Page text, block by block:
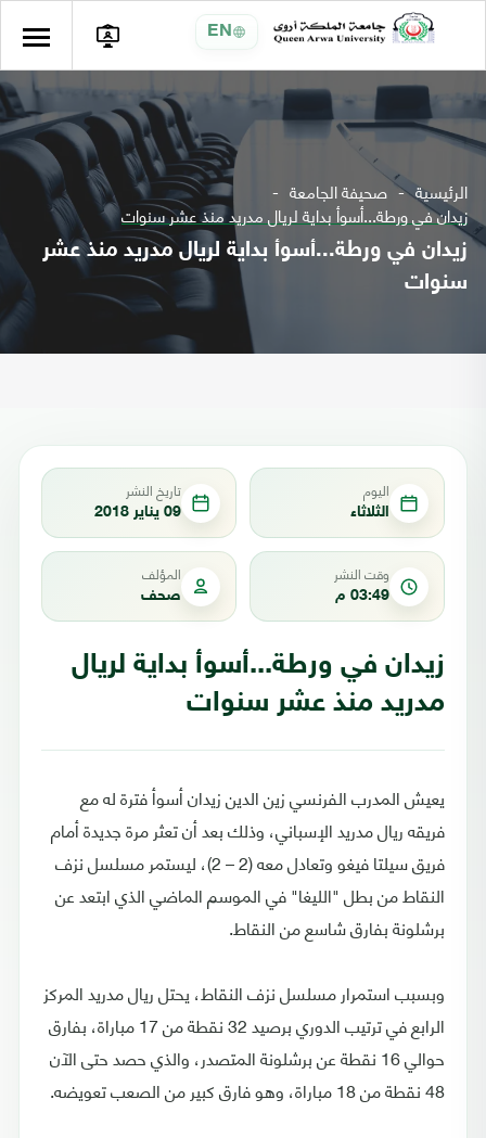
EN
الرئيسية صحيفة الجامعة
زيدان في ورطة...أسوأ بداية لريال مدريد منذ عشر سنوات
زيدان في ورطة...أسوأ بداية لريال مدريد منذ عشر
سنوات
اليوم
الثلاثاء
تاريخ النشر
09 يناير 2018
وقت النشر
03:49 م
المؤلف
صحف
زيدان في ورطة...أسوأ بداية لريال
مدريد منذ عشر سنوات
يعيش المدرب الفرنسي زين الدين زيدان أسوأ فترة له مع
فريقه ريال مدريد الإسباني، وذلك بعد أن تعثر مرة جديدة أمام
فريق سيلتا فيغو وتعادل معه (2 – 2)، ليستمر مسلسل نزف
النقاط من بطل "الليغا" في الموسم الماضي الذي ابتعد عن
برشلونة بفارق شاسع من النقاط.
وبسبب استمرار مسلسل نزف النقاط، يحتل ريال مدريد المركز
الرابع في ترتيب الدوري برصيد 32 نقطة من 17 مباراة، بفارق
حوالي 16 نقطة عن برشلونة المتصدر، والذي حصد حتى الآن
48 نقطة من 18 مباراة، وهو فارق كبير من الصعب تعويضه.